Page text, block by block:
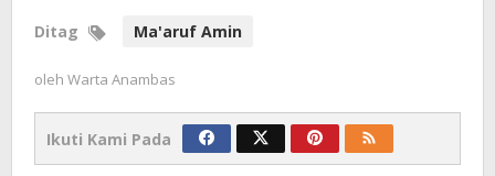
Ditag Ma'aruf Amin
oleh Warta Anambas
Ikuti Kami Pada